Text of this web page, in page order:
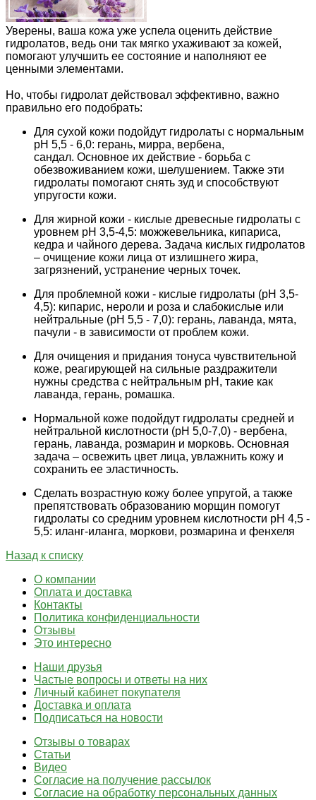
Уверены, ваша кожа уже успела оценить действие
гидролатов, ведь они так мягко ухаживают за кожей,
помогают улучшить ее состояние и наполняют ее
ценными элементами.
Но, чтобы гидролат действовал эффективно, важно
правильно его подобрать:
Для сухой кожи подойдут гидролаты с нормальным
рН 5,5 - 6,0: герань, мирра, вербена,
сандал. Основное их действие - борьба с
обезвоживанием кожи, шелушением. Также эти
гидролаты помогают снять зуд и способствуют
упругости кожи.
Для жирной кожи - кислые древесные гидролаты с
уровнем рН 3,5-4,5: можжевельника, кипариса,
кедра и чайного дерева. Задача кислых гидролатов
– очищение кожи лица от излишнего жира,
загрязнений, устранение черных точек.
Для проблемной кожи - кислые гидролаты (pH 3,5-
4,5): кипарис, нероли и роза и слабокислые или
нейтральные (рН 5,5 - 7,0): герань, лаванда, мята,
пачули - в зависимости от проблем кожи.
Для очищения и придания тонуса чувствительной
коже, реагирующей на сильные раздражители
нужны средства с нейтральным pH, такие как
лаванда, герань, ромашка.
Нормальной коже подойдут гидролаты средней и
нейтральной кислотности (pH 5,0-7,0) - вербена,
герань, лаванда, розмарин и морковь. Основная
задача – освежить цвет лица, увлажнить кожу и
сохранить ее эластичность.
Сделать возрастную кожу более упругой, а также
препятствовать образованию морщин помогут
гидролаты со средним уровнем кислотности рН 4,5 -
5,5: иланг-иланга, моркови, розмарина и фенхеля
Назад к списку
О компании
Оплата и доставка
Контакты
Политика конфиденциальности
Отзывы
Это интересно
Наши друзья
Частые вопросы и ответы на них
Личный кабинет покупателя
Доставка и оплата
Подписаться на новости
Отзывы о товарах
Статьи
Видео
Согласие на получение рассылок
Согласие на обработку персональных данных